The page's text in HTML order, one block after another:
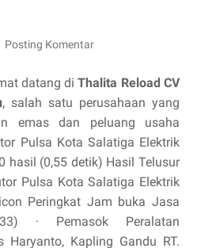
Posting Komentar
datang diThalita Reload CV
, salah satu perusahaan yang
emas dan peluang usaha
Pulsa Kota Salatiga Elektrik
hasil (0,55 detik) Hasil Telusur
Pulsa Kota Salatiga Elektrik
Peringkat Jam buka Jasa
· Pemasok Peralatan
Haryanto, Kapling Gandu RT.